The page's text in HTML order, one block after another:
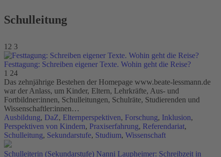
Schulleitung
12 3
Festtagung: Schreiben eigener Texte. Wohin geht die Reise?
1 24
Das zehnjährige Bestehen der Homepage www.beate-lessmann.de
war der Anlass, um Kinder, Eltern, Lehrkräfte, Aus- und
Fortbildner:innen, Schulleitungen, Schulräte, Studierenden und
Wissenschaftler:innen…
Ausbildung, DaZ, Elternperspektiven, Forschung, Inklusion,
Perspektiven von Kindern, Praxiserfahrung, Referendariat,
Schulleitung, Sekundarstufe, Studium, Wissenschaft
Schulleiterin (Sekundarstufe) Nanni Laupheimer: Schreibzeit in